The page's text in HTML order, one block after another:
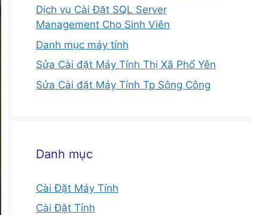
Dịch vụ Cài Đặt SQL Server
Management Cho Sinh Viên
Danh mục máy tính
Sửa Cài đặt Máy Tính Thị Xã Phổ Yên
Sửa Cài đặt Máy Tính Tp Sông Công
Danh mục
Cài Đặt Máy Tính
Cài Đặt Tỉnh